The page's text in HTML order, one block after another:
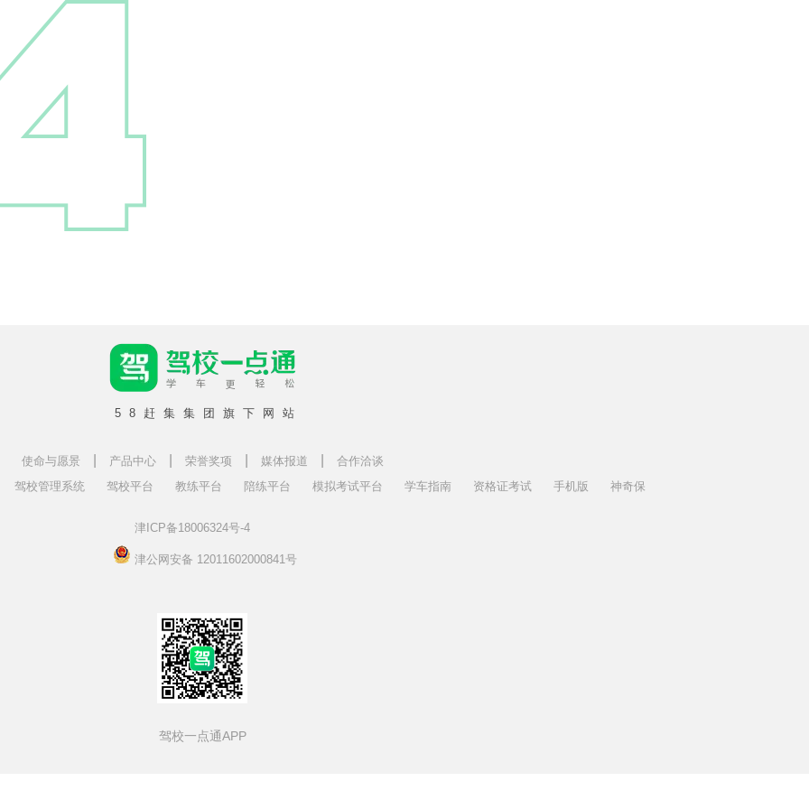
58赶集集团旗下网站
使命与愿景 产品中心 荣誉奖项 媒体报道
合作洽谈
驾校管理系统 驾校平台 教练平台 陪练平台 模拟考试平台 学车指南 资格证考试 手机版 神奇保
津ICP备18006324号-4
津公网安备 12011602000841号
驾校一点通APP